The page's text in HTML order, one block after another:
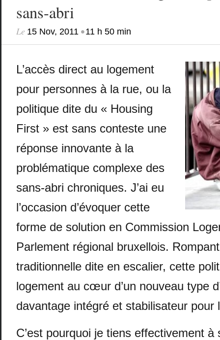
sans-abri
Le 15 Nov, 2011•11 h 50 min
L’accès direct au logement
pour personnes à la rue, ou la
politique dite du « Housing
First » est sans conteste une
réponse innovante à la
problématique complexe des
sans-abri chroniques. J’ai eu
l’occasion d’évoquer cette
forme de solution en Commission
Parlement régional bruxellois.
traditionnelle dite en escalier, cette
logement au cœur d’un nouveau type
davantage intégré et stabilisateur pour
C’est pourquoi je tiens effectivement à